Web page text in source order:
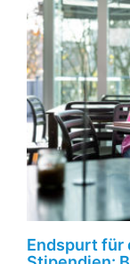
Endspurt für